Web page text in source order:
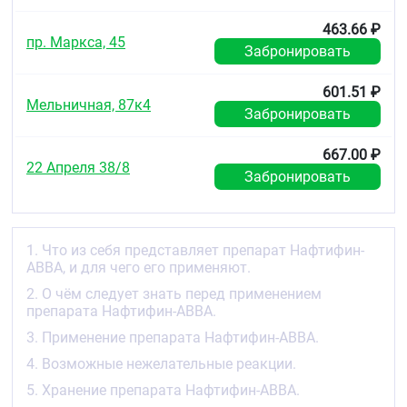
лечении микозов, поражающих области кожи с
гиперкератозом, а также в зонах роста волос.
Если улучшение не наступило или Вы чувствуете
ухудшение, через 4 недели необходимо обратиться
2. О чём следует знать перед
применением препарата Нафтифин-
Противопоказания
Не применяйте препарат Нафтифин-АВВА:
если у Вас аллергия на ;нафтифин ;или любые
другие компоненты препарата (перечисленные в
разделе 6 листка-вкладыша);
для нанесения на раневую поверхность.
Особые указания и меры предосторожности
пр. Маркса, 45
463.66 ₽
Забронировать
Мельничная, 87к4
601.51 ₽
Забронировать
22 Апреля 38/8
667.00 ₽
Забронировать
1. Что из себя представляет препарат Нафтифин-
АВВА, и для чего его применяют.
2. О чём следует знать перед применением
препарата Нафтифин-АВВА.
3. Применение препарата Нафтифин-АВВА.
4. Возможные нежелательные реакции.
5. Хранение препарата Нафтифин-АВВА.